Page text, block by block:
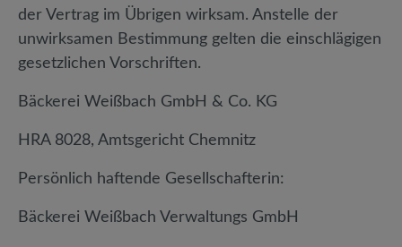
der Vertrag im Übrigen wirksam. Anstelle der
unwirksamen Bestimmung gelten die einschlägigen
gesetzlichen Vorschriften.
Bäckerei Weißbach GmbH & Co. KG
HRA 8028, Amtsgericht Chemnitz
Persönlich haftende Gesellschafterin:
Bäckerei Weißbach Verwaltungs GmbH